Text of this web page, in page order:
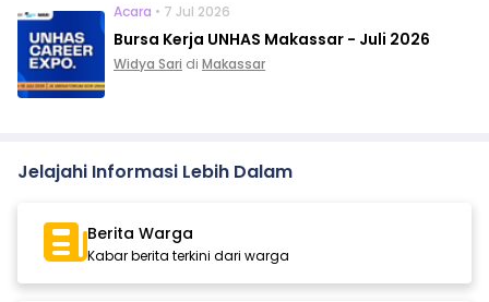
Acara • 7 Jul 2026
Bursa Kerja UNHAS Makassar - Juli 2026
Widya Sari di Makassar
Jelajahi Informasi Lebih Dalam
Berita Warga
Kabar berita terkini dari warga